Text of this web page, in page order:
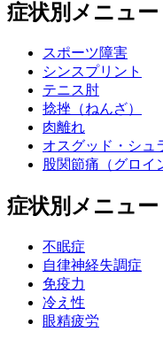
症状別メニュー
スポーツ障害
シンスプリント
テニス肘
捻挫（ねんざ）
肉離れ
オスグッド・シュ
股関節痛（グロイ
症状別メニュー
不眠症
自律神経失調症
免疫力
冷え性
眼精疲労